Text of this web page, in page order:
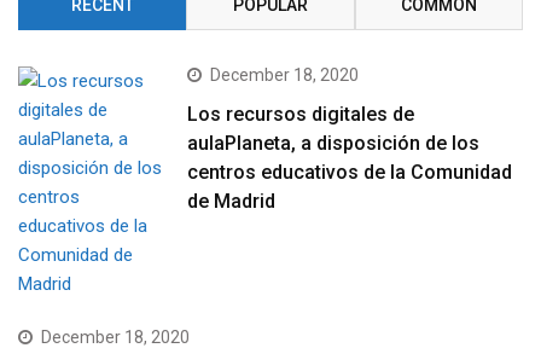
RECENT POPULAR COMMON
December 18, 2020
Los recursos digitales de
aulaPlaneta, a disposición de los
centros educativos de la Comunidad
de Madrid
December 18, 2020